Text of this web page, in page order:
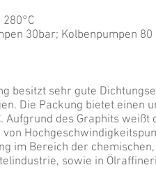
30bar; Kolbenpumpen
besitzt sehr gute
Die Packung bietet einen
Aufgrund des Graphits
von
im Bereich der
sowie in